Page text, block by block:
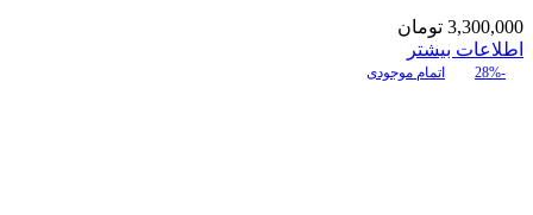
3,300,000 تومان
اطلاعات بیشتر
-28% اتمام موجودی